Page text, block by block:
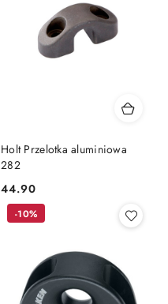
Holt Przelotka aluminiowa
282
Cena:
44.90
-10%